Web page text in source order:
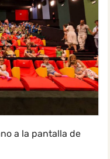
a la pantalla de